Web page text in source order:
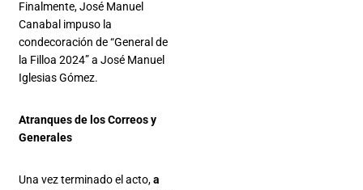
Finalmente, José Manuel
Canabal impuso la
condecoración de “General de
la Filloa 2024” a José Manuel
Iglesias Gómez.
Atranques de los Correos y
Generales
Una vez terminado el acto,a